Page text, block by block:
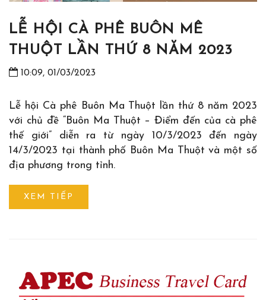
LỄ HỘI CÀ PHÊ BUÔN MÊ
THUỘT LẦN THỨ 8 NĂM 2023
10:09, 01/03/2023
Lễ hội Cà phê Buôn Ma Thuột lần thứ 8 năm 2023
với chủ đề “Buôn Ma Thuột – Điểm đến của cà phê
thế giới” diễn ra từ ngày 10/3/2023 đến ngày
14/3/2023 tại thành phố Buôn Ma Thuột và một số
địa phương trong tỉnh.
XEM TIẾP